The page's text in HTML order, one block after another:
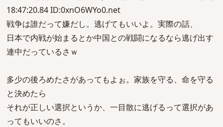
18:47:20.84 ID:0xnO6WYo0.net
戦争は誰だって嫌だし。逃げてもいいよ。実際の話、
日本で内戦が始まるとか中国との戦闘になるなら逃げ出す
連中だっているさｗ
多少の後ろめたさがあってもよぉ。家族を守る、命を守る
と決めたら
それが正しい選択というか、一目散に逃げるって選択があ
ってもいいのさ。